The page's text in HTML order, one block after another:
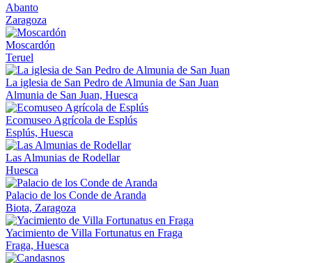
Abanto
Zaragoza
Moscardón
Teruel
La iglesia de San Pedro de Almunia de San Juan
Almunia de San Juan, Huesca
Ecomuseo Agrícola de Esplús
Esplús, Huesca
Las Almunias de Rodellar
Huesca
Palacio de los Conde de Aranda
Biota, Zaragoza
Yacimiento de Villa Fortunatus en Fraga
Fraga, Huesca